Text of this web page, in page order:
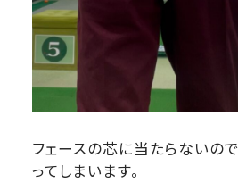
フェースの芯に当たらないので
ってしまいます。